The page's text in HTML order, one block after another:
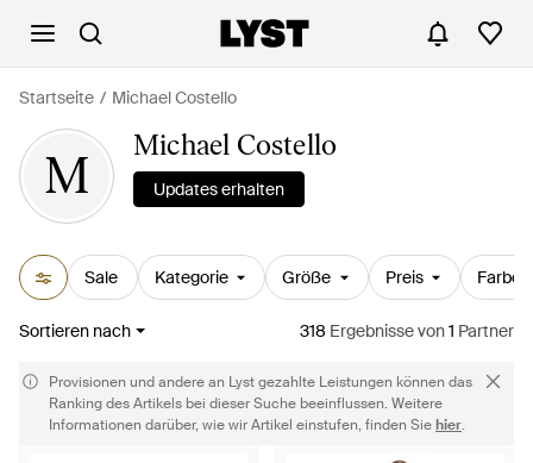
Startseite Michael Costello
M
Michael Costello
Updates erhalten
Sale Kategorie Größe Preis Farbe
Sortieren nach 318 Ergebnissevon1 Partner
Provisionen und andere an Lyst gezahlte Leistungen können das
Ranking des Artikels bei dieser Suche beeinflussen. Weitere
Informationen darüber, wie wir Artikel einstufen, finden Siehier.